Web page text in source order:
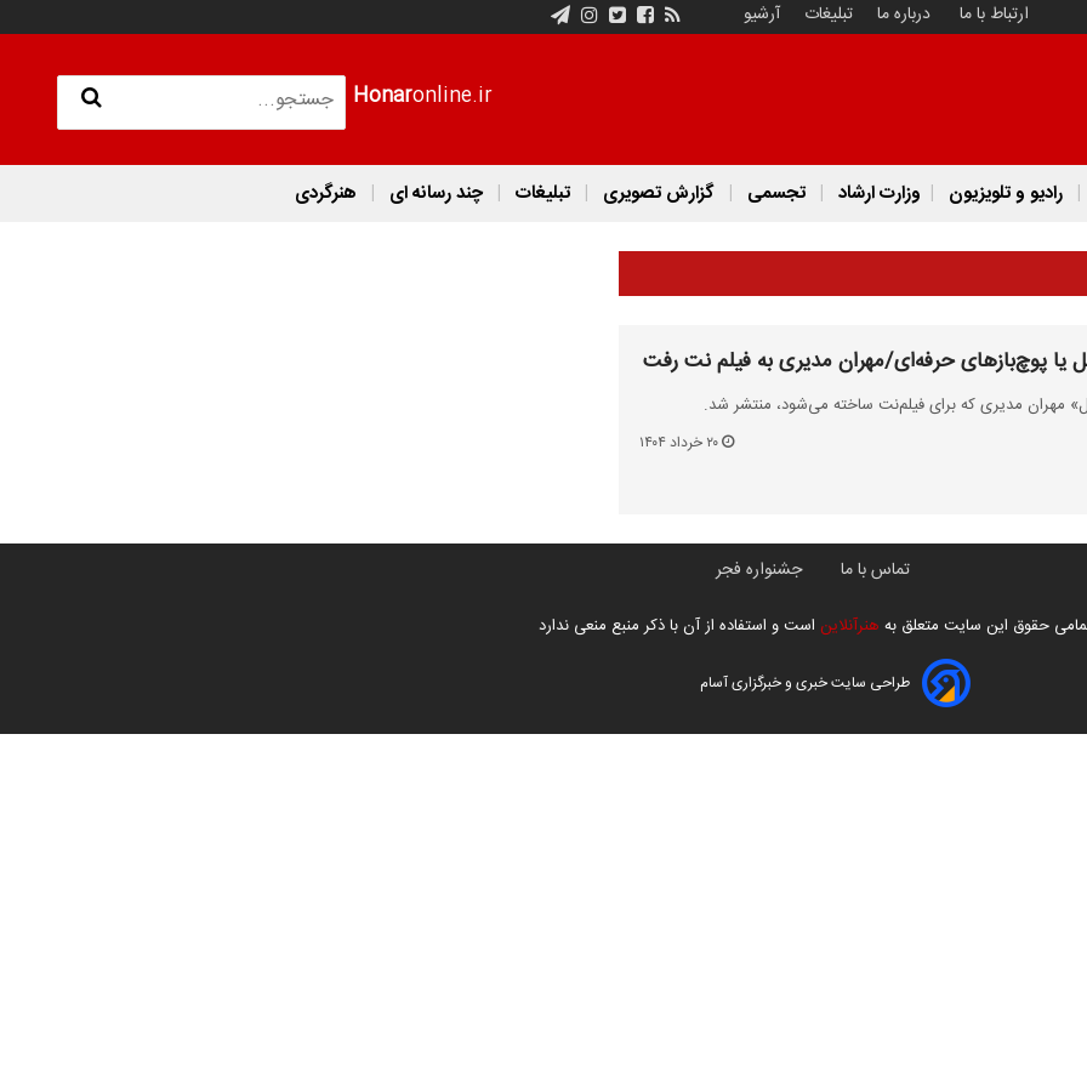
ارتباط با ما درباره ما تبلیغات آرشیو
Honaronline.ir
رادیو و تلویزیون وزارت ارشاد تجسمی گزارش تصویری تبلیغات چند رسانه ای هنرگردی
یا پوچ‌بازهای حرفه‌ای/مهران مدیری به فیلم نت رفت
مهران مدیری که برای فیلم‌نت ساخته می‌شود، منتشر شد.
۲۰ خرداد ۱۴۰۴
تماس با ما جشنواره فجر
حقوق این سایت متعلق به هنرآنلاین است و استفاده از آن با ذکر منبع منعی ندارد
طراحی سایت خبری و خبرگزاری آسام